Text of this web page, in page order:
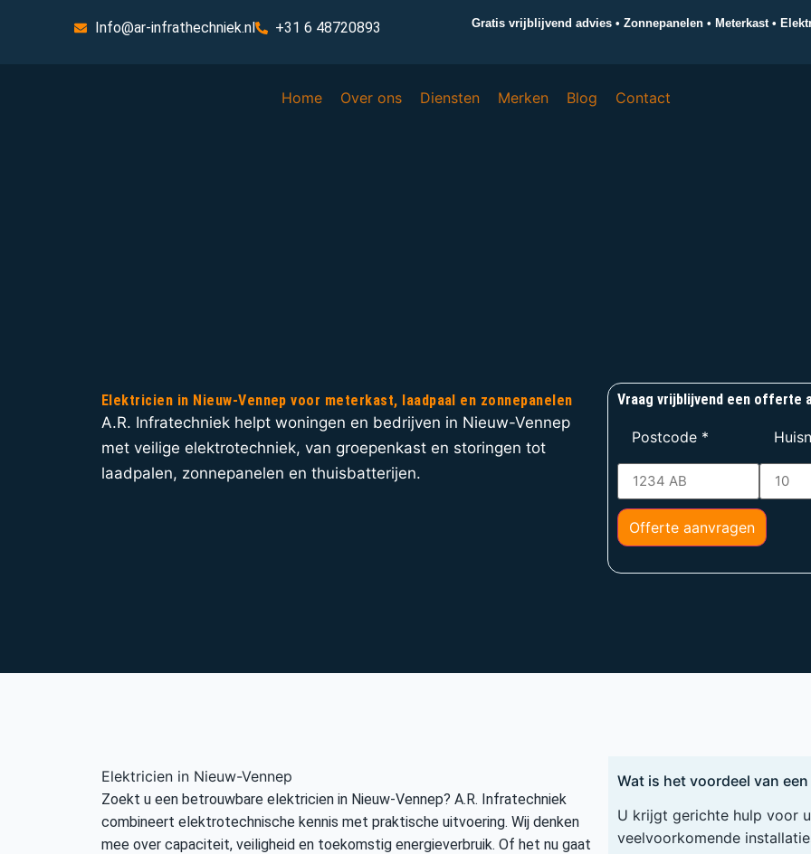
Info@ar-infrathechniek.nl +31 6 48720893 Gratis vrijblijvend advies • Zonnepanelen • Meterkast •
Home Over ons Diensten Merken Blog Contact
Elektricien in Nieuw-Vennep voor meterkast, laadpaal en zonnepanelen
A.R. Infratechniek helpt woningen en bedrijven in Nieuw-Vennep
met veilige elektrotechniek, van groepenkast en storingen tot
laadpalen, zonnepanelen en thuisbatterijen.
Vraag vrijblijvend een offerte
Postcode *
Offerte aanvragen
Elektricien in Nieuw-Vennep
Zoekt u een betrouwbare elektricien in Nieuw-Vennep? A.R. Infratechniek
combineert elektrotechnische kennis met praktische uitvoering. Wij denken
mee over capaciteit, veiligheid en toekomstig energieverbruik. Of het nu gaat
Wat is het voordeel van
U krijgt gerichte hulp voor
veelvoorkomende